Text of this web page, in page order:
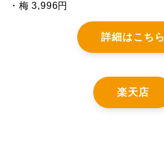
・梅 3,996円
詳細はこちら
楽天店